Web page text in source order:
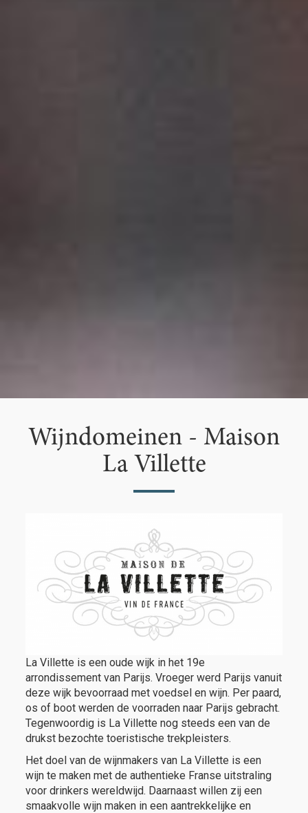
Wijndomeinen - Maison
La Villette
La Villette is een oude wijk in het 19e
arrondissement van Parijs. Vroeger werd Parijs vanuit
deze wijk bevoorraad met voedsel en wijn. Per paard,
os of boot werden de voorraden naar Parijs gebracht.
Tegenwoordig is La Villette nog steeds een van de
drukst bezochte toeristische trekpleisters.
Het doel van de wijnmakers van La Villette is een
wijn te maken met de authentieke Franse uitstraling
voor drinkers wereldwijd. Daarnaast willen zij een
smaakvolle wijn maken in een aantrekkelijke en